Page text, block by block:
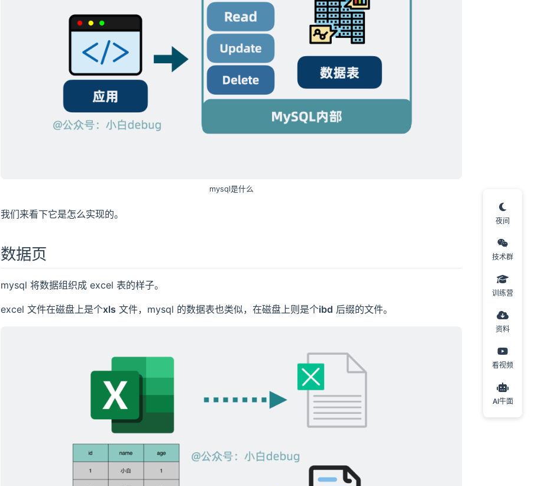
mysql是什么
我们来看下它是怎么实现的。
数据页
mysql 将数据组织成 excel 表的样子。
excel 文件在磁盘上是个xls 文件，mysql 的数据表也类似，在磁盘上则是个ibd 后缀的文件。
夜间
技术群
训练营
资料
看视频
AI牛面